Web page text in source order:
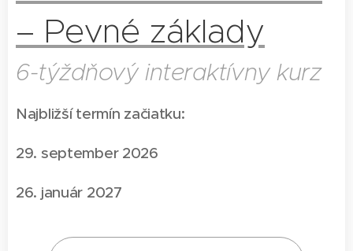
– Pevné základy
6-týždňový interaktívny kurz
Najbližší termín začiatku:
29. september 2026
26. január 2027